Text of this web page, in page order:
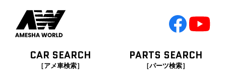
CAR SEARCH
［アメ車検索］
PARTS SEARCH
［パーツ検索］